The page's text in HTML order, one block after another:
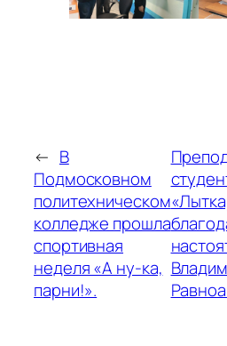
← В
Подмосковном
политехническом
колледже прошла
спортивная
неделя «А ну-ка,
парни!».